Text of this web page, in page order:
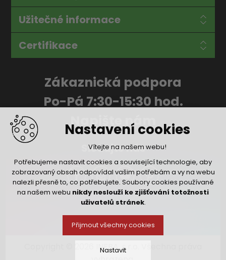
Nastavení cookies
Vítejte na našem webu!
Potřebujeme nastavit cookies a související technologie, aby
zobrazovaný obsah odpovídal vašim potřebám a vy na webu
nalezli přesně to, co potřebujete. Soubory cookies používané
na našem webu nikdy neslouží ke zjišťování totožnosti
uživatelů stránek.
Přijmout všechny cookies
Nastavit
Užitečné informace
Certifikace
Zákaznická podpora
Po-Pá 7:30-15:30 hod.
Napište nám
Sledujte nás
Copyright © 2026 INFRA, s.r.o. Všechna práva